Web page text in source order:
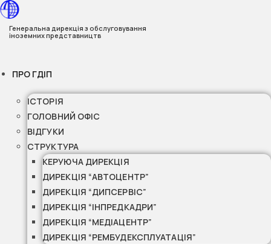
Перейти
до
вмісту
Генеральна дирекція з обслуговування
іноземних представництв
ПРО ГДІП
ІСТОРІЯ
ГОЛОВНИЙ ОФІС
ВІДГУКИ
СТРУКТУРА
КЕРУЮЧА ДИРЕКЦІЯ
ДИРЕКЦІЯ “АВТОЦЕНТР”
ДИРЕКЦІЯ “ДИПСЕРВІС”
ДИРЕКЦІЯ “ІНПРЕДКАДРИ”
ДИРЕКЦІЯ “МЕДІАЦЕНТР”
ДИРЕКЦІЯ “РЕМБУДЕКСПЛУАТАЦІЯ”